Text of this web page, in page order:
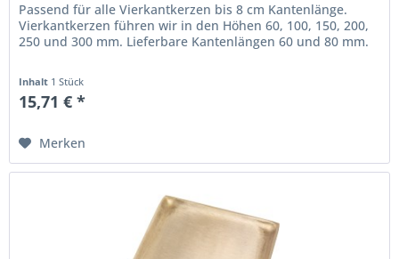
Passend für alle Vierkantkerzen bis 8 cm Kantenlänge.
Vierkantkerzen führen wir in den Höhen 60, 100, 150, 200,
250 und 300 mm. Lieferbare Kantenlängen 60 und 80 mm.
Inhalt 1 Stück
15,71 € *
Merken